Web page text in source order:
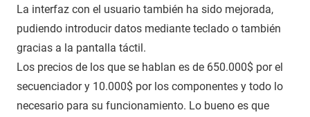
La interfaz con el usuario también ha sido mejorada,
pudiendo introducir datos mediante teclado o también
gracias a la pantalla táctil.
Los precios de los que se hablan es de 650.000$ por el
secuenciador y 10.000$ por los componentes y todo lo
necesario para su funcionamiento. Lo bueno es que